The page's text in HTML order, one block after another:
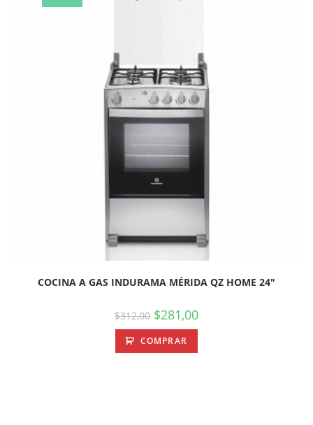
COCINA A GAS INDURAMA MÉRIDA QZ HOME 24″
$312,00 $281,00
COMPRAR